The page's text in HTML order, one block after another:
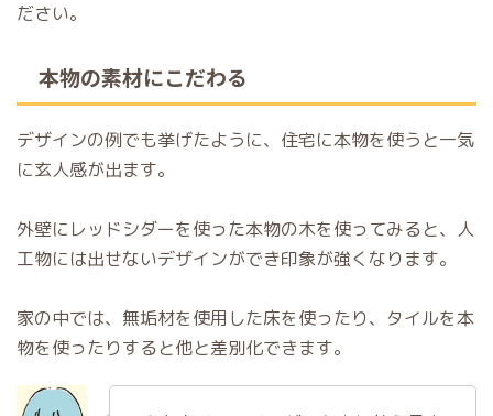
ださい。
本物の素材にこだわる
デザインの例でも挙げたように、住宅に本物を使うと一気
に玄人感が出ます。
外壁にレッドシダーを使った本物の木を使ってみると、人
工物には出せないデザインができ印象が強くなります。
家の中では、無垢材を使用した床を使ったり、タイルを本
物を使ったりすると他と差別化できます。